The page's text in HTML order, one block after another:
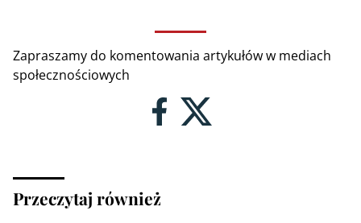
Zapraszamy do komentowania artykułów w mediach
społecznościowych
Przeczytaj również